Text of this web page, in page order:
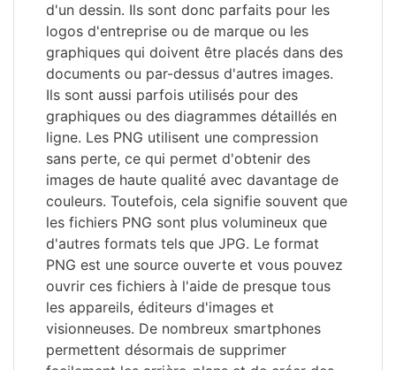
d'un dessin. Ils sont donc parfaits pour les
logos d'entreprise ou de marque ou les
graphiques qui doivent être placés dans des
documents ou par-dessus d'autres images.
Ils sont aussi parfois utilisés pour des
graphiques ou des diagrammes détaillés en
ligne. Les PNG utilisent une compression
sans perte, ce qui permet d'obtenir des
images de haute qualité avec davantage de
couleurs. Toutefois, cela signifie souvent que
les fichiers PNG sont plus volumineux que
d'autres formats tels que JPG. Le format
PNG est une source ouverte et vous pouvez
ouvrir ces fichiers à l'aide de presque tous
les appareils, éditeurs d'images et
visionneuses. De nombreux smartphones
permettent désormais de supprimer